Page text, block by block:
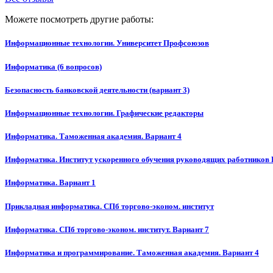
Можете посмотреть другие работы:
Информационные технологии. Университет Профсоюзов
Информатика (6 вопросов)
Безопасность банковской деятельности (вариант 3)
Информационные технологии. Графические редакторы
Информатика. Таможенная академия. Вариант 4
Информатика. Институт ускоренного обучения руководящих работников
Информатика. Вариант 1
Прикладная информатика. СПб торгово-эконом. институт
Информатика. СПб торгово-эконом. институт. Вариант 7
Информатика и программирование. Таможенная академия. Вариант 4